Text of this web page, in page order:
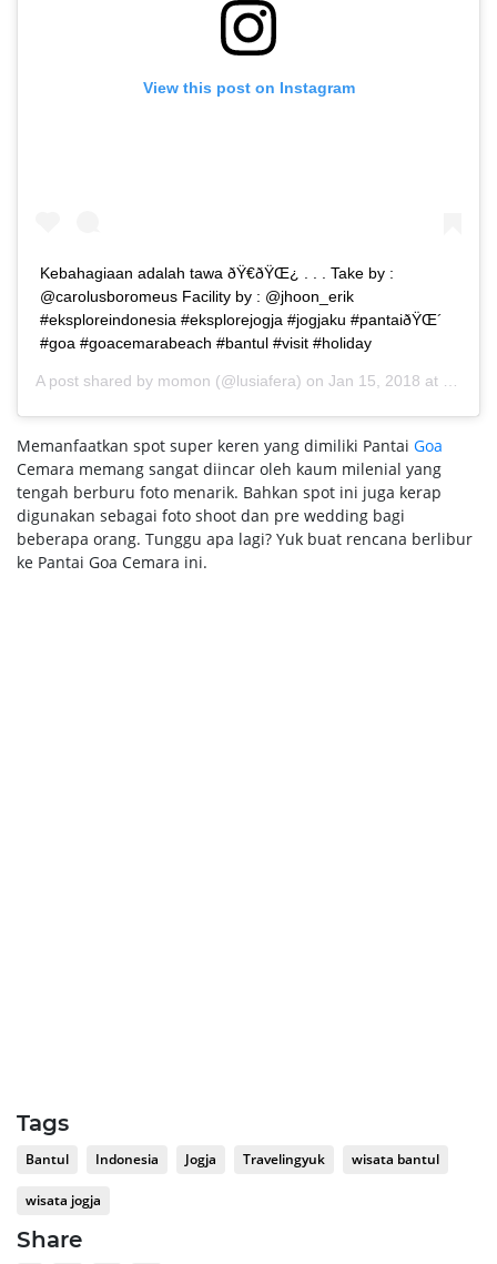
View this post on Instagram
Kebahagiaan adalah tawa ðŸ€ðŸŒ¿ . . . Take by :
@carolusboromeus Facility by : @jhoon_erik
#eksploreindonesia #eksplorejogja #jogjaku #pantaiðŸŒ´
#goa #goacemarabeach #bantul #visit #holiday
A post shared by momon (@lusiafera) on Jan 15, 2018 at 7:21am PST
Memanfaatkan spot super keren yang dimiliki Pantai Goa
Cemara memang sangat diincar oleh kaum milenial yang
tengah berburu foto menarik. Bahkan spot ini juga kerap
digunakan sebagai foto shoot dan pre wedding bagi
beberapa orang. Tunggu apa lagi? Yuk buat rencana berlibur
ke Pantai Goa Cemara ini.
Tags
Bantul Indonesia Jogja Travelingyuk wisata bantul
wisata jogja
Share